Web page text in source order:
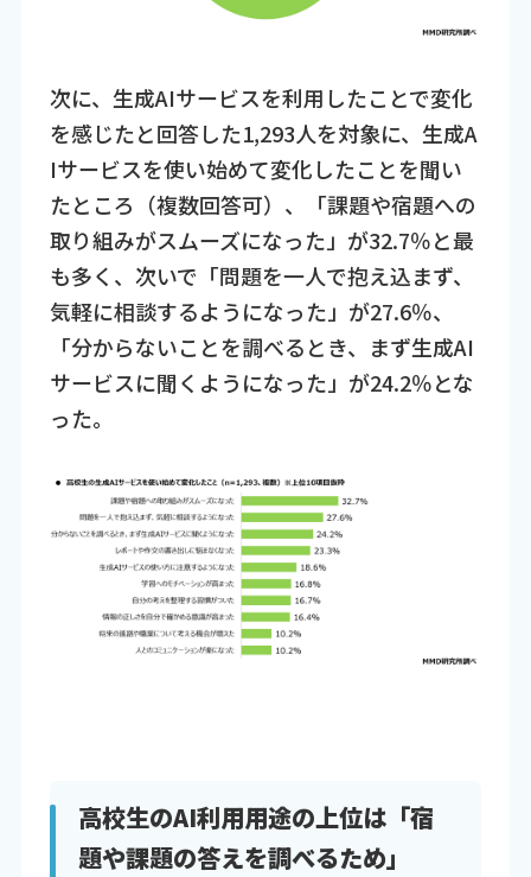
次に、生成AIサービスを利用したことで変化
を感じたと回答した1,293人を対象に、生成A
Iサービスを使い始めて変化したことを聞い
たところ（複数回答可）、「課題や宿題への
取り組みがスムーズになった」が32.7％と最
も多く、次いで「問題を一人で抱え込まず、
気軽に相談するようになった」が27.6％、
「分からないことを調べるとき、まず生成AI
サービスに聞くようになった」が24.2％とな
った。
高校生のAI利用用途の上位は「宿
題や課題の答えを調べるため」